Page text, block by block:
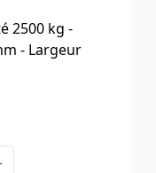
2500 kg -
- Largeur